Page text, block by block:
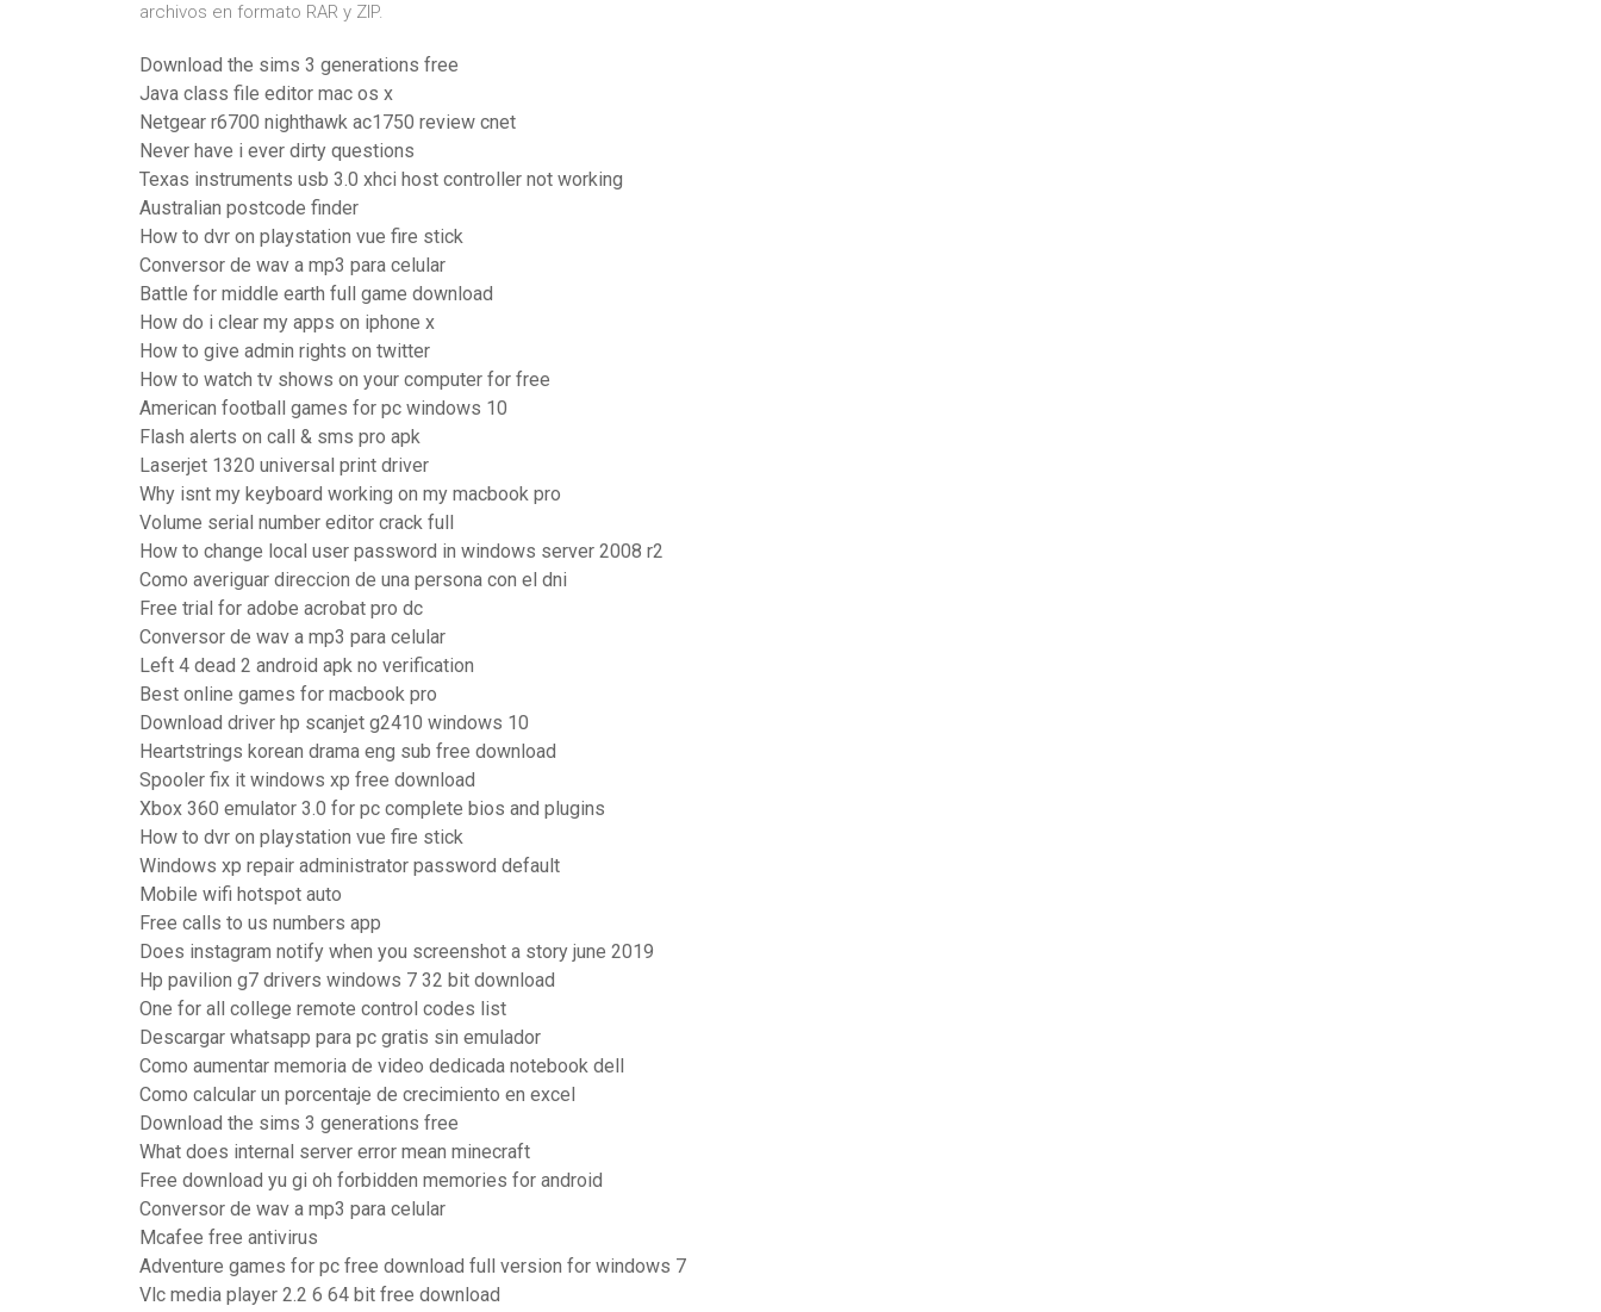
archivos en formato RAR y ZIP.
Download the sims 3 generations free
Java class file editor mac os x
Netgear r6700 nighthawk ac1750 review cnet
Never have i ever dirty questions
Texas instruments usb 3.0 xhci host controller not working
Australian postcode finder
How to dvr on playstation vue fire stick
Conversor de wav a mp3 para celular
Battle for middle earth full game download
How do i clear my apps on iphone x
How to give admin rights on twitter
How to watch tv shows on your computer for free
American football games for pc windows 10
Flash alerts on call & sms pro apk
Laserjet 1320 universal print driver
Why isnt my keyboard working on my macbook pro
Volume serial number editor crack full
How to change local user password in windows server 2008 r2
Como averiguar direccion de una persona con el dni
Free trial for adobe acrobat pro dc
Conversor de wav a mp3 para celular
Left 4 dead 2 android apk no verification
Best online games for macbook pro
Download driver hp scanjet g2410 windows 10
Heartstrings korean drama eng sub free download
Spooler fix it windows xp free download
Xbox 360 emulator 3.0 for pc complete bios and plugins
How to dvr on playstation vue fire stick
Windows xp repair administrator password default
Mobile wifi hotspot auto
Free calls to us numbers app
Does instagram notify when you screenshot a story june 2019
Hp pavilion g7 drivers windows 7 32 bit download
One for all college remote control codes list
Descargar whatsapp para pc gratis sin emulador
Como aumentar memoria de video dedicada notebook dell
Como calcular un porcentaje de crecimiento en excel
Download the sims 3 generations free
What does internal server error mean minecraft
Free download yu gi oh forbidden memories for android
Conversor de wav a mp3 para celular
Mcafee free antivirus
Adventure games for pc free download full version for windows 7
Vlc media player 2.2 6 64 bit free download